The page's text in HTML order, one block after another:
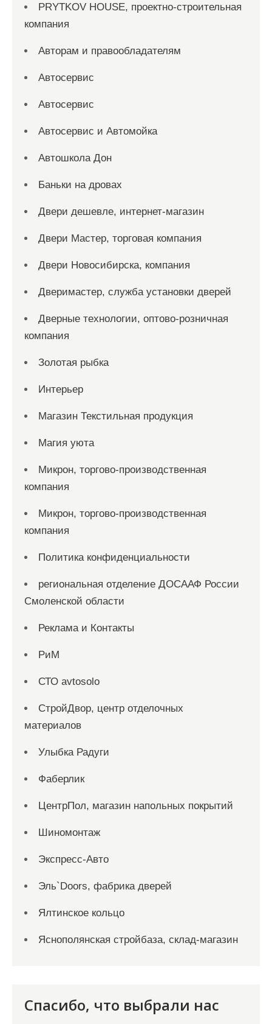
PRYTKOV HOUSE, проектно-строительная
компания
Авторам и правообладателям
Автосервис
Автосервис
Автосервис и Автомойка
Автошкола Дон
Баньки на дровах
Двери дешевле, интернет-магазин
Двери Мастер, торговая компания
Двери Новосибирска, компания
Дверимастер, служба установки дверей
Дверные технологии, оптово-розничная
компания
Золотая рыбка
Интерьер
Магазин Текстильная продукция
Магия уюта
Микрон, торгово-производственная
компания
Микрон, торгово-производственная
компания
Политика конфиденциальности
региональная отделение ДОСААФ России
Смоленской области
Реклама и Контакты
РиМ
СТО avtosolo
СтройДвор, центр отделочных
материалов
Улыбка Радуги
Фаберлик
ЦентрПол, магазин напольных покрытий
Шиномонтаж
Экспресс-Авто
Эль`Doors, фабрика дверей
Ялтинское кольцо
Яснополянская стройбаза, склад-магазин
Спасибо, что выбрали нас